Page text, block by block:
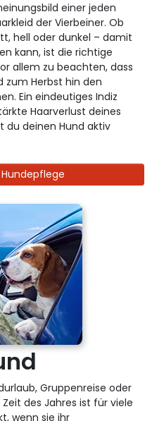
einer jeden
der Vierbeiner. Ob
hell oder dunkel – damit
kann, ist die richtige
allem zu beachten, dass
zum Herbst hin den
Ein eindeutiges Indiz
Haarverlust deines
du deinen Hund aktiv
Gruppenreise oder
des Jahres ist für viele
wenn sie ihr